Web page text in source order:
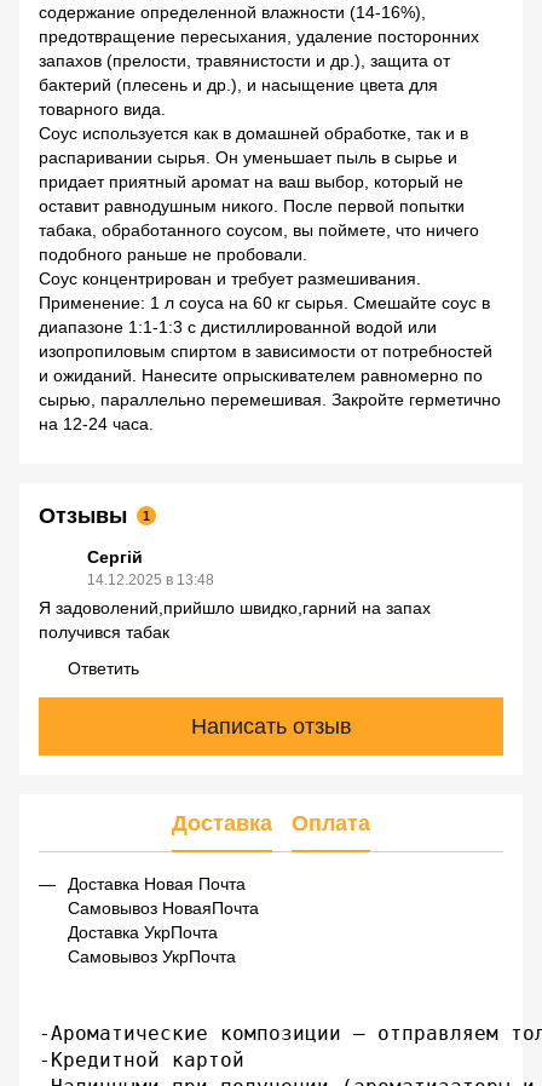
содержание определенной влажности (14-16%),
предотвращение пересыхания, удаление посторонних
запахов (прелости, травянистости и др.), защита от
бактерий (плесень и др.), и насыщение цвета для
товарного вида.
Соус используется как в домашней обработке, так и в
распаривании сырья. Он уменьшает пыль в сырье и
придает приятный аромат на ваш выбор, который не
оставит равнодушным никого. После первой попытки
табака, обработанного соусом, вы поймете, что ничего
подобного раньше не пробовали.
Соус концентрирован и требует размешивания.
Применение: 1 л соуса на 60 кг сырья. Смешайте соус в
диапазоне 1:1-1:3 с дистиллированной водой или
изопропиловым спиртом в зависимости от потребностей
и ожиданий. Нанесите опрыскивателем равномерно по
сырью, параллельно перемешивая. Закройте герметично
на 12-24 часа.
Отзывы 1
Сергій
14.12.2025 в 13:48
Я задоволений,прийшло швидко,гарний на запах
получився табак
Ответить
Написать отзыв
Доставка Оплата
Доставка Новая Почта
Самовывоз НоваяПочта
Доставка УкрПочта
Самовывоз УкрПочта
-Ароматические композиции – отправляем
-Кредитной картой